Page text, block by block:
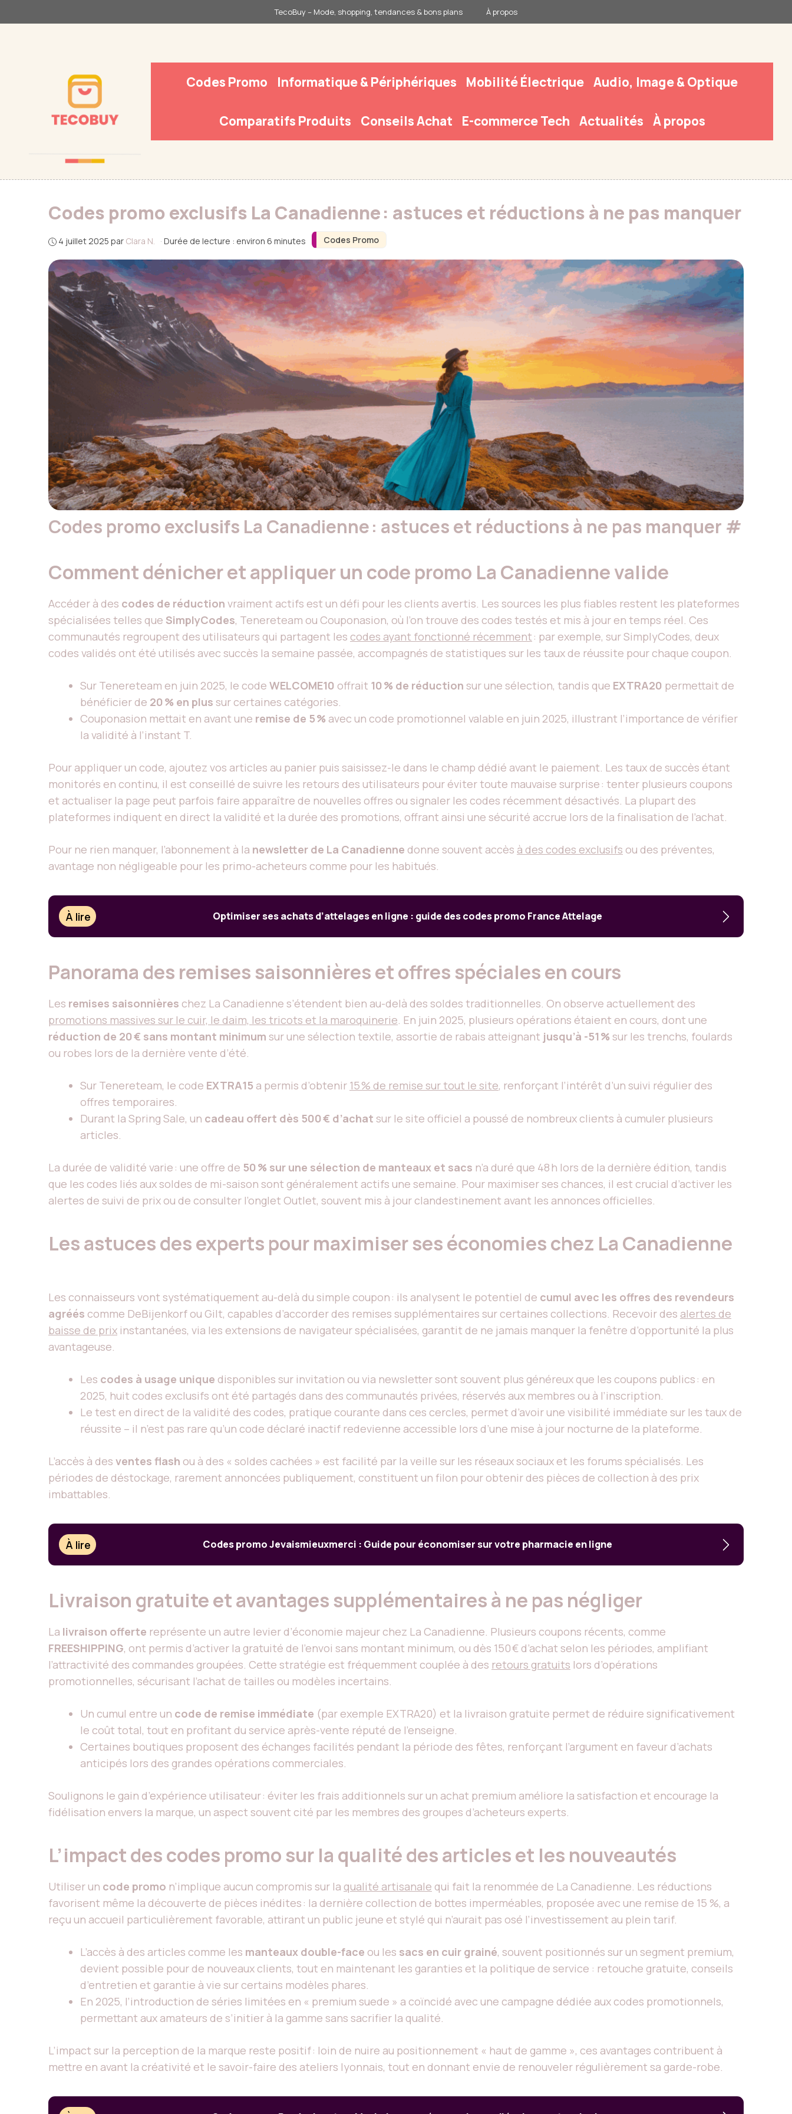
au
TecoBuy – Mode, shopping, tendances & bons plans À propos
Codes Promo Informatique & Périphériques Mobilité Électrique Audio, Image & Optique
Comparatifs Produits Conseils Achat E-commerce Tech Actualités À propos
Codes Promo
Codes promo exclusifs La Canadienne : astuces et réductions à ne pas manquer
4 juillet 2025 par Clara N. · Durée de lecture : environ 6 minutes
Codes promo exclusifs La Canadienne : astuces et réductions à ne pas manquer #
Comment dénicher et appliquer un code promo La Canadienne valide
Accéder à des codes de réduction vraiment actifs est un défi pour les clients avertis. Les sources les plus fiables restent les plateformes
spécialisées telles que SimplyCodes, Tenereteam ou Couponasion, où l’on trouve des codes testés et mis à jour en temps réel. Ces
communautés regroupent des utilisateurs qui partagent les codes ayant fonctionné récemment: par exemple, sur SimplyCodes, deux
codes validés ont été utilisés avec succès la semaine passée, accompagnés de statistiques sur les taux de réussite pour chaque coupon.
Sur Tenereteam en juin 2025, le code WELCOME10 offrait 10 % de réduction sur une sélection, tandis que EXTRA20 permettait de
bénéficier de 20 % en plus sur certaines catégories.
Couponasion mettait en avant une remise de 5 % avec un code promotionnel valable en juin 2025, illustrant l’importance de vérifier
la validité à l’instant T.
Pour appliquer un code, ajoutez vos articles au panier puis saisissez-le dans le champ dédié avant le paiement. Les taux de succès étant
monitorés en continu, il est conseillé de suivre les retours des utilisateurs pour éviter toute mauvaise surprise : tenter plusieurs coupons
et actualiser la page peut parfois faire apparaître de nouvelles offres ou signaler les codes récemment désactivés. La plupart des
plateformes indiquent en direct la validité et la durée des promotions, offrant ainsi une sécurité accrue lors de la finalisation de l’achat.
Pour ne rien manquer, l’abonnement à la newsletter de La Canadienne donne souvent accès à des codes exclusifs ou des préventes,
avantage non négligeable pour les primo-acheteurs comme pour les habitués.
À lire Optimiser ses achats d’attelages en ligne : guide des codes promo France Attelage
Panorama des remises saisonnières et offres spéciales en cours
Les remises saisonnières chez La Canadienne s’étendent bien au-delà des soldes traditionnelles. On observe actuellement des
promotions massives sur le cuir, le daim, les tricots et la maroquinerie. En juin 2025, plusieurs opérations étaient en cours, dont une
réduction de 20 € sans montant minimum sur une sélection textile, assortie de rabais atteignant jusqu’à -51 % sur les trenchs, foulards
ou robes lors de la dernière vente d’été.
Sur Tenereteam, le code EXTRA15 a permis d’obtenir 15 % de remise sur tout le site, renforçant l’intérêt d’un suivi régulier des
offres temporaires.
Durant la Spring Sale, un cadeau offert dès 500 € d’achat sur le site officiel a poussé de nombreux clients à cumuler plusieurs
articles.
La durée de validité varie : une offre de 50 % sur une sélection de manteaux et sacs n’a duré que 48 h lors de la dernière édition, tandis
que les codes liés aux soldes de mi-saison sont généralement actifs une semaine. Pour maximiser ses chances, il est crucial d’activer les
alertes de suivi de prix ou de consulter l’onglet Outlet, souvent mis à jour clandestinement avant les annonces officielles.
Les astuces des experts pour maximiser ses économies chez La Canadienne
Les connaisseurs vont systématiquement au-delà du simple coupon : ils analysent le potentiel de cumul avec les offres des revendeurs
agréés comme DeBijenkorf ou Gilt, capables d’accorder des remises supplémentaires sur certaines collections. Recevoir des alertes de
baisse de prix instantanées, via les extensions de navigateur spécialisées, garantit de ne jamais manquer la fenêtre d’opportunité la plus
avantageuse.
Les codes à usage unique disponibles sur invitation ou via newsletter sont souvent plus généreux que les coupons publics : en
2025, huit codes exclusifs ont été partagés dans des communautés privées, réservés aux membres ou à l’inscription.
Le test en direct de la validité des codes, pratique courante dans ces cercles, permet d’avoir une visibilité immédiate sur les taux de
réussite – il n’est pas rare qu’un code déclaré inactif redevienne accessible lors d’une mise à jour nocturne de la plateforme.
L’accès à des ventes flash ou à des « soldes cachées » est facilité par la veille sur les réseaux sociaux et les forums spécialisés. Les
périodes de déstockage, rarement annoncées publiquement, constituent un filon pour obtenir des pièces de collection à des prix
imbattables.
À lire Codes promo Jevaismieuxmerci : Guide pour économiser sur votre pharmacie en ligne
Livraison gratuite et avantages supplémentaires à ne pas négliger
La livraison offerte représente un autre levier d’économie majeur chez La Canadienne. Plusieurs coupons récents, comme
FREESHIPPING, ont permis d’activer la gratuité de l’envoi sans montant minimum, ou dès 150 € d’achat selon les périodes, amplifiant
l’attractivité des commandes groupées. Cette stratégie est fréquemment couplée à des retours gratuits lors d’opérations
promotionnelles, sécurisant l’achat de tailles ou modèles incertains.
Un cumul entre un code de remise immédiate (par exemple EXTRA20) et la livraison gratuite permet de réduire significativement
le coût total, tout en profitant du service après-vente réputé de l’enseigne.
Certaines boutiques proposent des échanges facilités pendant la période des fêtes, renforçant l’argument en faveur d’achats
anticipés lors des grandes opérations commerciales.
Soulignons le gain d’expérience utilisateur : éviter les frais additionnels sur un achat premium améliore la satisfaction et encourage la
fidélisation envers la marque, un aspect souvent cité par les membres des groupes d’acheteurs experts.
L’impact des codes promo sur la qualité des articles et les nouveautés
Utiliser un code promo n’implique aucun compromis sur la qualité artisanale qui fait la renommée de La Canadienne. Les réductions
favorisent même la découverte de pièces inédites : la dernière collection de bottes imperméables, proposée avec une remise de 15 %, a
reçu un accueil particulièrement favorable, attirant un public jeune et stylé qui n’aurait pas osé l’investissement au plein tarif.
L’accès à des articles comme les manteaux double-face ou les sacs en cuir grainé, souvent positionnés sur un segment premium,
devient possible pour de nouveaux clients, tout en maintenant les garanties et la politique de service : retouche gratuite, conseils
d’entretien et garantie à vie sur certains modèles phares.
En 2025, l’introduction de séries limitées en « premium suede » a coïncidé avec une campagne dédiée aux codes promotionnels,
permettant aux amateurs de s’initier à la gamme sans sacrifier la qualité.
L’impact sur la perception de la marque reste positif : loin de nuire au positionnement « haut de gamme », ces avantages contribuent à
mettre en avant la créativité et le savoir-faire des ateliers lyonnais, tout en donnant envie de renouveler régulièrement sa garde-robe.